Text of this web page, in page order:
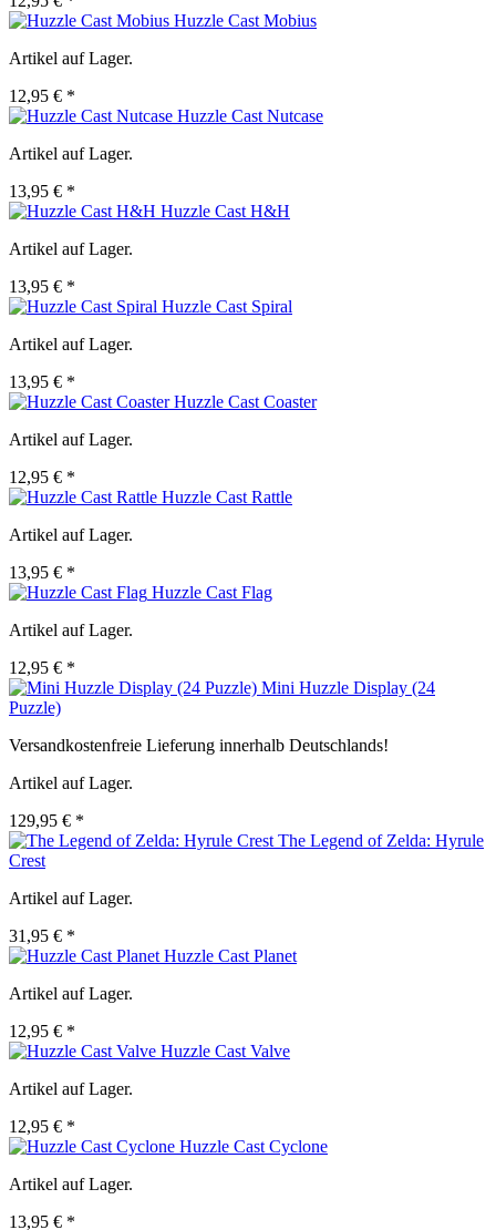
Huzzle Cast Mobius
Artikel auf Lager.
12,95 € *
Huzzle Cast Nutcase
Artikel auf Lager.
13,95 € *
Huzzle Cast H&H
Artikel auf Lager.
13,95 € *
Huzzle Cast Spiral
Artikel auf Lager.
13,95 € *
Huzzle Cast Coaster
Artikel auf Lager.
12,95 € *
Huzzle Cast Rattle
Artikel auf Lager.
13,95 € *
Huzzle Cast Flag
Artikel auf Lager.
12,95 € *
Mini Huzzle Display (24
Puzzle)
Versandkostenfreie Lieferung innerhalb Deutschlands!
Artikel auf Lager.
129,95 € *
The Legend of Zelda: Hyrule
Crest
Artikel auf Lager.
31,95 € *
Huzzle Cast Planet
Artikel auf Lager.
12,95 € *
Huzzle Cast Valve
Artikel auf Lager.
12,95 € *
Huzzle Cast Cyclone
Artikel auf Lager.
13,95 € *